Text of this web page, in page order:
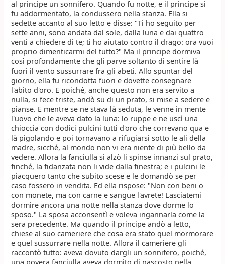
al principe un sonnifero. Quando fu notte, e il principe si
fu addormentato, la condussero nella stanza. Ella si
sedette accanto al suo letto e disse: "Ti ho seguito per
sette anni, sono andata dal sole, dalla luna e dai quattro
venti a chiedere di te; ti ho aiutato contro il drago: ora vuoi
proprio dimenticarmi del tutto?" Ma il principe dormiva
così profondamente che gli parve soltanto di sentire là
fuori il vento sussurrare fra gli abeti. Allo spuntar del
giorno, ella fu ricondotta fuori e dovette consegnare
l'abito d'oro. E poiché, anche questo non era servito a
nulla, si fece triste, andò su di un prato, si mise a sedere e
pianse. E mentre se ne stava là seduta, le venne in mente
l'uovo che le aveva dato la luna: lo ruppe e ne uscì una
chioccia con dodici pulcini tutti d'oro che correvano qua e
là pigolando e poi tornavano a rifugiarsi sotto le ali della
madre, sicché, al mondo non vi era niente di più bello da
vedere. Allora la fanciulla si alzò li spinse innanzi sul prato,
finché, la fidanzata non li vide dalla finestra; e i pulcini le
piacquero tanto che subito scese e le domandò se per
caso fossero in vendita. Ed ella rispose: "Non con beni o
con monete, ma con carne e sangue l'avrete! Lasciatemi
dormire ancora una notte nella stanza dove dorme lo
sposo." La sposa acconsentì e voleva ingannarla come la
sera precedente. Ma quando il principe andò a letto,
chiese al suo cameriere che cosa era stato quel mormorare
e quel sussurrare nella notte. Allora il cameriere gli
raccontò tutto: aveva dovuto dargli un sonnifero, poiché,